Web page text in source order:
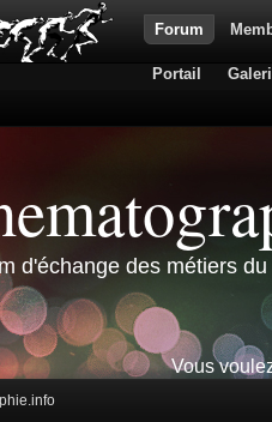
Forum
Portail
d'échange des métiers
Vous